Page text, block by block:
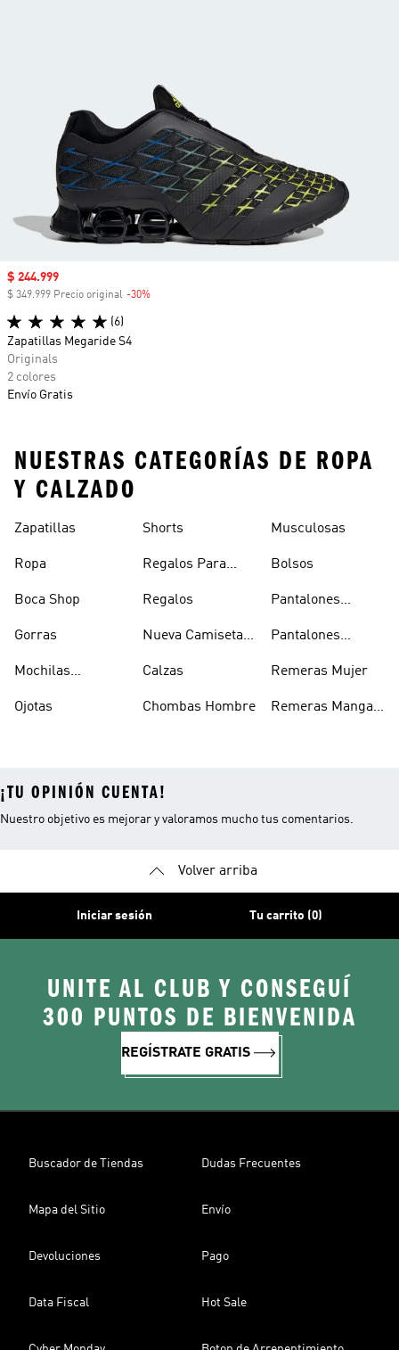
Precio de venta
$ 244.999
$ 349.999 Precio original -30%
(6)
Zapatillas Megaride S4
Originals
2 colores
Envío Gratis
NUESTRAS CATEGORÍAS DE ROPA
Y CALZADO
Zapatillas
Ropa
Boca Shop
Gorras
Mochilas
Ojotas
Shorts
Regalos Para
Regalos
Nueva Camiseta
Calzas
Chombas Hombre
Musculosas
Bolsos
Pantalones
Hombre
Pantalones
Remeras Mujer
Remeras Manga
¡TU OPINIÓN CUENTA!
Nuestro objetivo es mejorar y valoramos mucho tus comentarios.
Volver arriba
Iniciar sesión Tu carrito (0)
UNITE AL CLUB Y CONSEGUÍ
300 PUNTOS DE BIENVENIDA
REGÍSTRATE GRATIS
Buscador de Tiendas Dudas Frecuentes
Mapa del Sitio Envío
Devoluciones Pago
Data Fiscal Hot Sale